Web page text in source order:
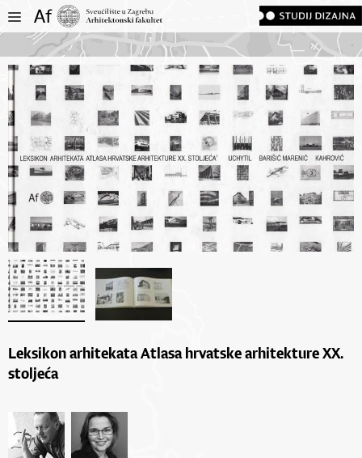
Leksikon arhitekata Atlasa hrvatske arhitekture XX.
stoljeća